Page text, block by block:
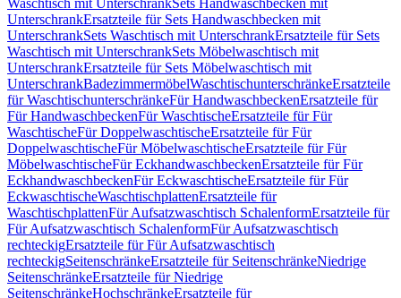
Waschtisch mit UnterschrankSets Handwaschbecken mit
UnterschrankErsatzteile für Sets Handwaschbecken mit
UnterschrankSets Waschtisch mit UnterschrankErsatzteile für Sets
Waschtisch mit UnterschrankSets Möbelwaschtisch mit
UnterschrankErsatzteile für Sets Möbelwaschtisch mit
UnterschrankBadezimmermöbelWaschtischunterschränkeErsatzteile
für WaschtischunterschränkeFür HandwaschbeckenErsatzteile für
Für HandwaschbeckenFür WaschtischeErsatzteile für Für
WaschtischeFür DoppelwaschtischeErsatzteile für Für
DoppelwaschtischeFür MöbelwaschtischeErsatzteile für Für
MöbelwaschtischeFür EckhandwaschbeckenErsatzteile für Für
EckhandwaschbeckenFür EckwaschtischeErsatzteile für Für
EckwaschtischeWaschtischplattenErsatzteile für
WaschtischplattenFür Aufsatzwaschtisch SchalenformErsatzteile für
Für Aufsatzwaschtisch SchalenformFür Aufsatzwaschtisch
rechteckigErsatzteile für Für Aufsatzwaschtisch
rechteckigSeitenschränkeErsatzteile für SeitenschränkeNiedrige
SeitenschränkeErsatzteile für Niedrige
SeitenschränkeHochschränkeErsatzteile für